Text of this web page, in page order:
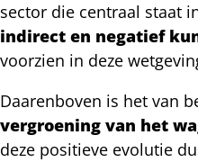
sector die centraal staat
indirect en negatief
voorzien in deze
Daarenboven is het van
vergroening van het
deze positieve evolutie